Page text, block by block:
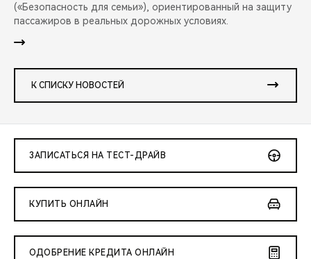
(«Безопасность для семьи»), ориентированный на защиту
пассажиров в реальных дорожных условиях.
К СПИСКУ НОВОСТЕЙ
ЗАПИСАТЬСЯ НА ТЕСТ-ДРАЙВ
КУПИТЬ ОНЛАЙН
ОДОБРЕНИЕ КРЕДИТА ОНЛАЙН